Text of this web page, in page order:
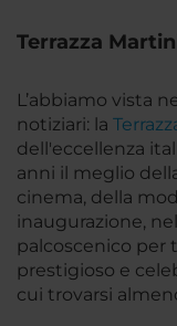
Terrazza
L’abbiamo vista
notiziari: la
dell'eccellenza
anni il meglio
cinema, della
inaugurazione,
palcoscenico per
prestigioso e
cui trovarsi